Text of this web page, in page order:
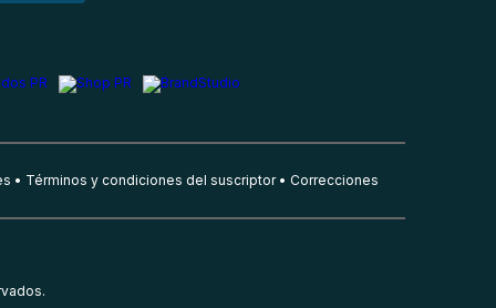
Términos y condiciones del suscriptor Correcciones